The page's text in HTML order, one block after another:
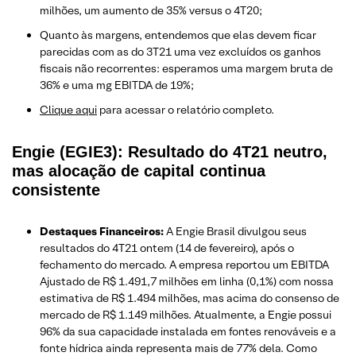
milhões, um aumento de 35% versus o 4T20;
Quanto às margens, entendemos que elas devem ficar
parecidas com as do 3T21 uma vez excluídos os ganhos
fiscais não recorrentes: esperamos uma margem bruta de
36% e uma mg EBITDA de 19%;
Clique aqui para acessar o relatório completo.
Engie (EGIE3): Resultado do 4T21 neutro,
mas alocação de capital continua
consistente
Destaques Financeiros:A Engie Brasil divulgou seus
resultados do 4T21 ontem (14 de fevereiro), após o
fechamento do mercado. A empresa reportou um EBITDA
Ajustado de R$ 1.491,7 milhões em linha (0,1%) com nossa
estimativa de R$ 1.494 milhões, mas acima do consenso de
mercado de R$ 1.149 milhões. Atualmente, a Engie possui
96% da sua capacidade instalada em fontes renováveis ​​e a
fonte hídrica ainda representa mais de 77% dela. Como